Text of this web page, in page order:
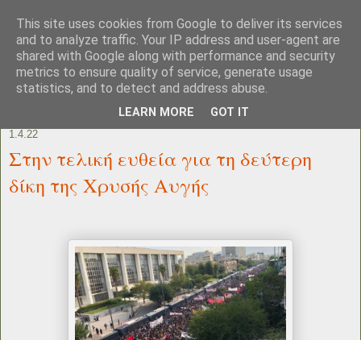
1.4.22
Στην τελική ευθεία για τη δεύτερη
δίκη της Χρυσής Αυγής
This site uses cookies from Google to deliver its services
and to analyze traffic. Your IP address and user-agent are
shared with Google along with performance and security
metrics to ensure quality of service, generate usage
statistics, and to detect and address abuse.
LEARN MORE GOT IT